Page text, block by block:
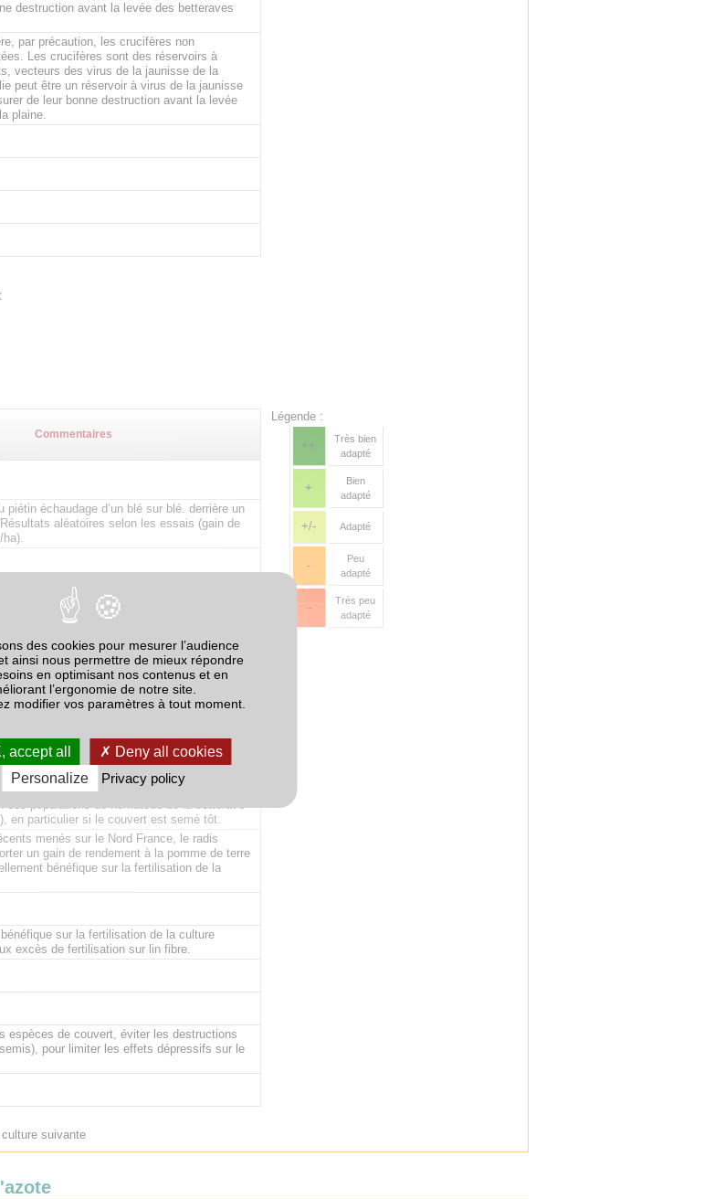
destruction avant la levée des betteraves
par précaution, les crucifères non
Les crucifères sont des réservoirs à
vecteurs des virus de la jaunisse de la
peut être un réservoir à virus de la jaunisse
de leur bonne destruction avant la levée
plaine.
Commentaires
piétin échaudage d’un blé sur blé. derrière un
aléatoires selon les essais (gain de
ha).
les couverts de légumineuses avant
celles sensibles à l'Aphanomyces.
les couverts de légumineuses avant
en pure.
y a production de sclérotes.
est détruit tardivement (mars ou avril). Effet
(azote) sur le maïs suivant.
des populations de nématode de la betterave
en particulier si le couvert est semé tôt.
menés sur le Nord France, le radis
un gain de rendement à la pomme de terre
bénéfique sur la fertilisation de la
sur la fertilisation de la culture
excès de fertilisation sur lin fibre.
espèces de couvert, éviter les destructions
pour limiter les effets dépressifs sur le
Légende :
++
Très bien
adapté
+
Bien
adapté
+/- Adapté
-
Peu
adapté
--
Très peu
adapté
suivante
des cookies pour mesurer l’audience
ainsi nous permettre de mieux répondre
en optimisant nos contenus et en
l’ergonomie de notre site.
modifier vos paramètres à tout moment.
accept all
Deny all cookies
Personalize
Privacy policy